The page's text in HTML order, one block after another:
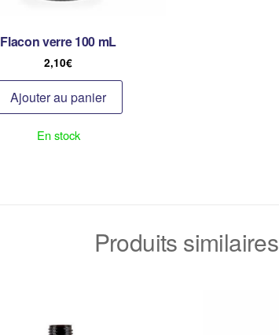
Flacon verre 100 mL
2,10€
Ajouter au panier
En stock
Produits similaires